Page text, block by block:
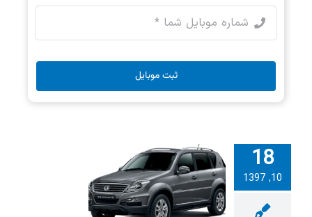
18
10, 1397
روش تعویض
موتور سانگ
ثبت موبایل